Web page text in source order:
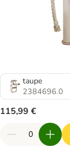
taupe
2384696.0
115,99 €